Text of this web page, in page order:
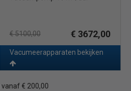
€ 5100,00 € 3672,00
Vacumeerapparaten bekijken
vanaf € 200,00